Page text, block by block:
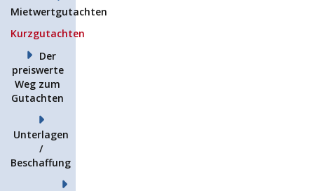
Mietwertgutachten
Kurzgutachten
Der
preiswerte
Weg zum
Gutachten
Unterlagen
/
Beschaffung